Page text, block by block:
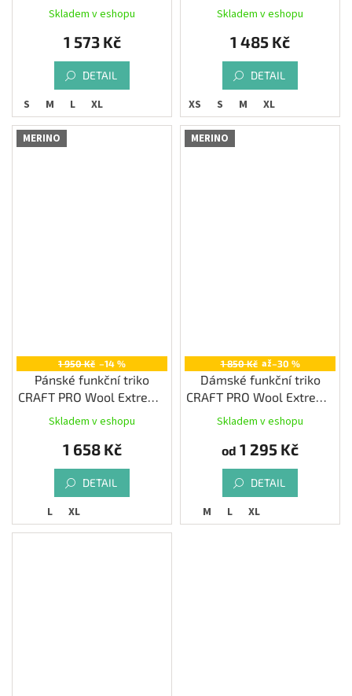
LS, černá
Skladem v eshopu
1 573 Kč
DETAIL
S M L XL
LS, černá
Skladem v eshopu
1 485 Kč
DETAIL
XS S M XL
MERINO
1 950 Kč –14 %
Pánské funkční triko
CRAFT PRO Wool Extreme
X LS, černá
Skladem v eshopu
1 658 Kč
DETAIL
L XL
MERINO
1 850 Kč až–30 %
Dámské funkční triko
CRAFT PRO Wool Extreme
X LS, oranžová
Skladem v eshopu
od 1 295 Kč
DETAIL
M L XL